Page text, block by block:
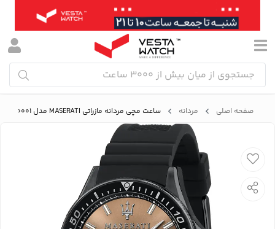
صفحه اصلی مردانه ساعت مچی مردانه مازراتی MASERATI مدل R8851140001